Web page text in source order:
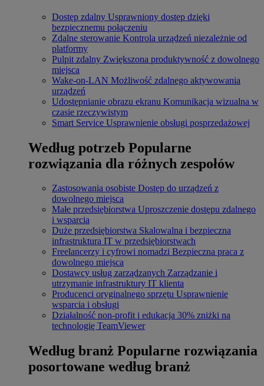
Dostęp zdalny Usprawniony dostęp dzięki
bezpiecznemu połączeniu
Zdalne sterowanie Kontrola urządzeń niezależnie od
platformy
Pulpit zdalny Zwiększona produktywność z dowolnego
miejsca
Wake-on-LAN Możliwość zdalnego aktywowania
urządzeń
Udostępnianie obrazu ekranu Komunikacja wizualna w
czasie rzeczywistym
Smart Service Usprawnienie obsługi posprzedażowej
Według potrzeb Popularne
rozwiązania dla różnych zespołów
Zastosowania osobiste Dostęp do urządzeń z
dowolnego miejsca
Małe przedsiębiorstwa Uproszczenie dostępu zdalnego
i wsparcia
Duże przedsiębiorstwa Skalowalna i bezpieczna
infrastruktura IT w przedsiębiorstwach
Freelancerzy i cyfrowi nomadzi Bezpieczna praca z
dowolnego miejsca
Dostawcy usług zarządzanych Zarządzanie i
utrzymanie infrastruktury IT klienta
Producenci oryginalnego sprzętu Usprawnienie
wsparcia i obsługi
Działalność non-profit i edukacja 30% zniżki na
technologię TeamViewer
Według branż Popularne rozwiązania
posortowane według branż